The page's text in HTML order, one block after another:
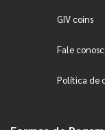
GIV coins
Fale
Política de